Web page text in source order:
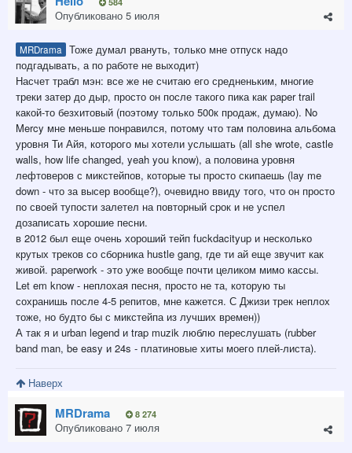
Опубликовано 5 июля
MRDrama
Тоже думал рвануть, только мне отпуск надо
подгадывать, а по работе не выходит)
Насчет трабл мэн: все же не считаю его средненьким, многие
треки затер до дыр, просто он после такого пика как paper trail
какой-то безхитовый (поэтому только 500к продаж, думаю). No
Mercy мне меньше понравился, потому что там половина альбома
уровня Ти Айя, которого мы хотели услышать (all she wrote, castle
walls, how life changed, yeah you know), а половина уровня
лефтоверов с микстейпов, которые ты просто скипаешь (lay me
down - что за высер вообще?), очевидно ввиду того, что он просто
по своей тупости залетел на повторный срок и не успел
дозаписать хорошие песни.
в 2012 был еще очень хороший тейп fuckdacityup и несколько
крутых треков со сборника hustle gang, где ти ай еще звучит как
живой. paperwork - это уже вообще почти целиком мимо кассы.
Let em know - неплохая песня, просто не та, которую ты
сохранишь после 4-5 репитов, мне кажется. С Джизи трек неплох
тоже, но будто бы с микстейпа из лучших времен))
А так я и urban legend и trap muzik люблю переслушать (rubber
band man, be easy и 24s - платиновые хиты моего плей-листа).
Наверх
MRDrama 8 274
Опубликовано 7 июля